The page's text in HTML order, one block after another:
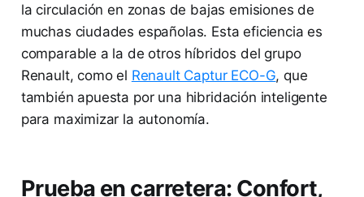
la circulación en zonas de bajas emisiones de
muchas ciudades españolas. Esta eficiencia es
comparable a la de otros híbridos del grupo
Renault, como el Renault Captur ECO-G, que
también apuesta por una hibridación inteligente
para maximizar la autonomía.
Prueba en carretera: Confort,